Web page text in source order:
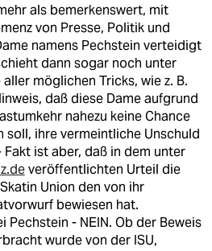
als bemerkenswert, mit
von Presse, Politik und
namens Pechstein verteidigt
dann sogar noch unter
möglichen Tricks, wie z. B.
daß diese Dame aufgrund
nahezu keine Chance
soll, ihre vermeintliche Unschuld
Fakt ist aber, daß in dem unter
veröffentlichten Urteil die
Union den von ihr
bewiesen hat.
Pechstein - NEIN. Ob der Beweis
wurde von der ISU,